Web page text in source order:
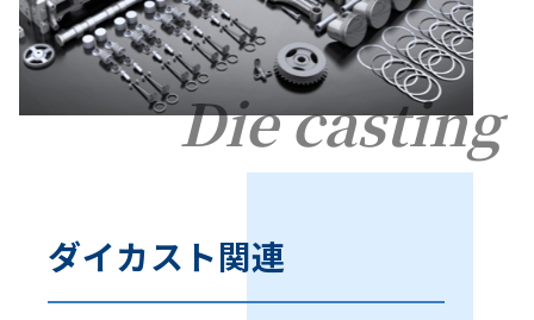
Die casting
ダイカスト関連